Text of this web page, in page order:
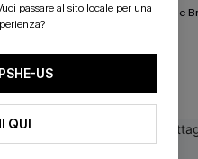
Pinch Me Gilet beige
ANCHE
passare al sito locale per una
US
QUI